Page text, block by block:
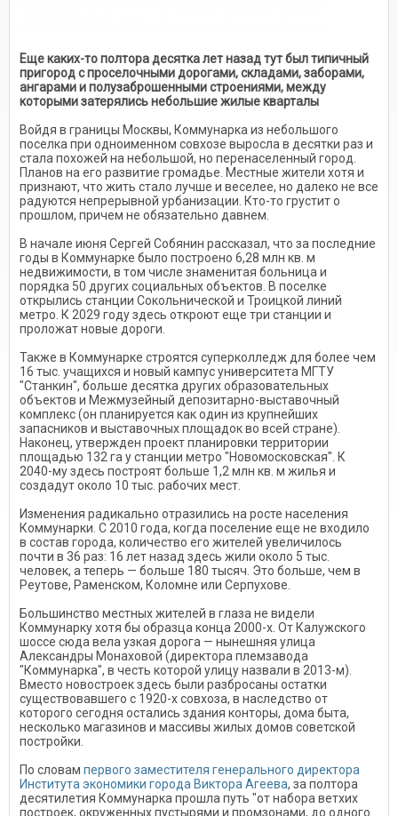
Еще каких-то полтора десятка лет назад тут был типичный
пригород с проселочными дорогами, складами, заборами,
ангарами и полузаброшенными строениями, между
которыми затерялись небольшие жилые кварталы
Войдя в границы Москвы, Коммунарка из небольшого
поселка при одноименном совхозе выросла в десятки раз и
стала похожей на небольшой, но перенаселенный город.
Планов на его развитие громадье. Местные жители хотя и
признают, что жить стало лучше и веселее, но далеко не все
радуются непрерывной урбанизации. Кто-то грустит о
прошлом, причем не обязательно давнем.
В начале июня Сергей Собянин рассказал, что за последние
годы в Коммунарке было построено 6,28 млн кв. м
недвижимости, в том числе знаменитая больница и
порядка 50 других социальных объектов. В поселке
открылись станции Сокольнической и Троицкой линий
метро. К 2029 году здесь откроют еще три станции и
проложат новые дороги.
Также в Коммунарке строятся суперколледж для более чем
16 тыс. учащихся и новый кампус университета МГТУ
"Станкин", больше десятка других образовательных
объектов и Межмузейный депозитарно-выставочный
комплекс (он планируется как один из крупнейших
запасников и выставочных площадок во всей стране).
Наконец, утвержден проект планировки территории
площадью 132 га у станции метро "Новомосковская". К
2040-му здесь построят больше 1,2 млн кв. м жилья и
создадут около 10 тыс. рабочих мест.
Изменения радикально отразились на росте населения
Коммунарки. С 2010 года, когда поселение еще не входило
в состав города, количество его жителей увеличилось
почти в 36 раз: 16 лет назад здесь жили около 5 тыс.
человек, а теперь — больше 180 тысяч. Это больше, чем в
Реутове, Раменском, Коломне или Серпухове.
Большинство местных жителей в глаза не видели
Коммунарку хотя бы образца конца 2000-х. От Калужского
шоссе сюда вела узкая дорога — нынешняя улица
Александры Монаховой (директора племзавода
"Коммунарка", в честь которой улицу назвали в 2013-м).
Вместо новостроек здесь были разбросаны остатки
существовавшего с 1920-х совхоза, в наследство от
которого сегодня остались здания конторы, дома быта,
несколько магазинов и массивы жилых домов советской
постройки.
По словам первого заместителя генерального директора
Института экономики города Виктора Агеева, за полтора
десятилетия Коммунарка прошла путь "от набора ветхих
построек, окруженных пустырями и промзонами, до одного